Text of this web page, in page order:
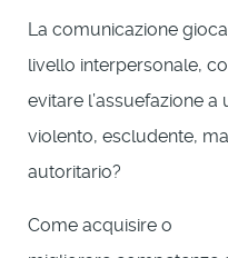
La comunicazione
livello interpersonale,
evitare l’assuefazione
violento, escludente,
autoritario?
Come acquisire o